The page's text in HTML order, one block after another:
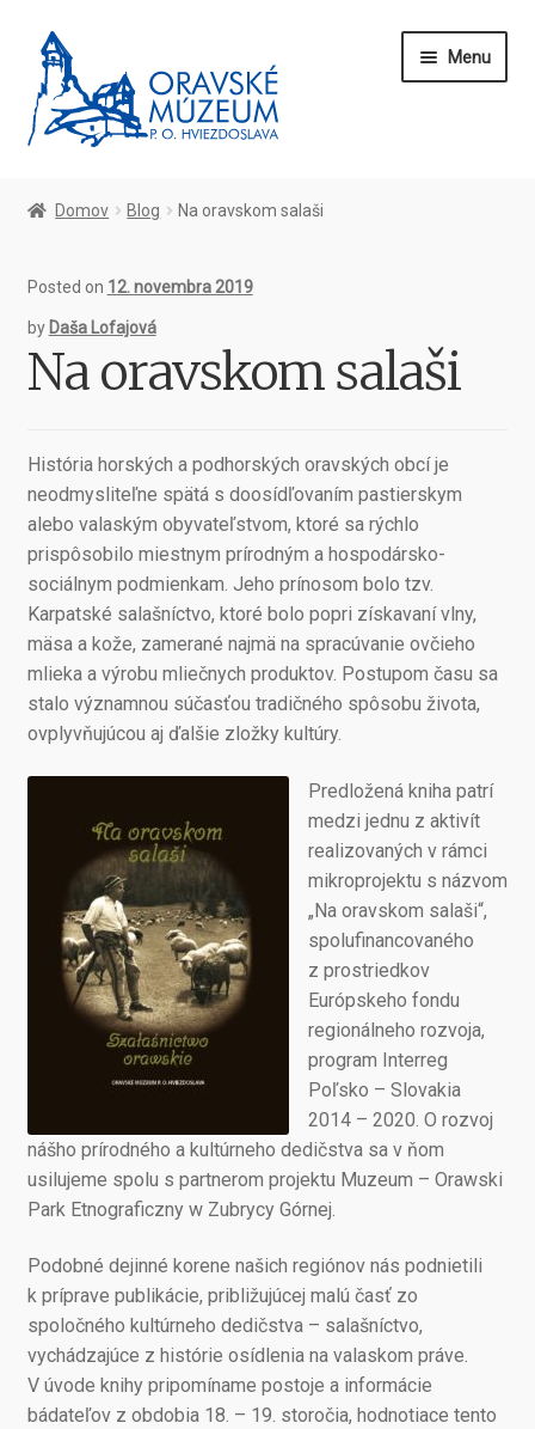
Preskočiť
na
navigáciu
Preskočiť
na
obsah
Menu
Blog
Domov Blog Na oravskom salaši
Posted on 12. novembra 2019
by Daša Lofajová
Na oravskom salaši
História horských a podhorských oravských obcí je
neodmysliteľne spätá s doosídľovaním pastierskym
alebo valaským obyvateľstvom, ktoré sa rýchlo
prispôsobilo miestnym prírodným a hospodársko-
sociálnym podmienkam. Jeho prínosom bolo tzv.
Karpatské salašníctvo, ktoré bolo popri získavaní vlny,
mäsa a kože, zamerané najmä na spracúvanie ovčieho
mlieka a výrobu mliečnych produktov. Postupom času sa
stalo významnou súčasťou tradičného spôsobu života,
ovplyvňujúcou aj ďalšie zložky kultúry.
Predložená kniha patrí
medzi jednu z aktivít
realizovaných v rámci
mikroprojektu s názvom
„Na oravskom salaši“,
spolufinancovaného
z prostriedkov
Európskeho fondu
regionálneho rozvoja,
program Interreg
Poľsko – Slovakia
2014 – 2020. O rozvoj
nášho prírodného a kultúrneho dedičstva sa v ňom
usilujeme spolu s partnerom projektu Muzeum – Orawski
Park Etnograficzny w Zubrycy Górnej.
Podobné dejinné korene našich regiónov nás podnietili
k príprave publikácie, približujúcej malú časť zo
spoločného kultúrneho dedičstva – salašníctvo,
vychádzajúce z histórie osídlenia na valaskom práve.
V úvode knihy pripomíname postoje a informácie
bádateľov z obdobia 18. – 19. storočia, hodnotiace tento